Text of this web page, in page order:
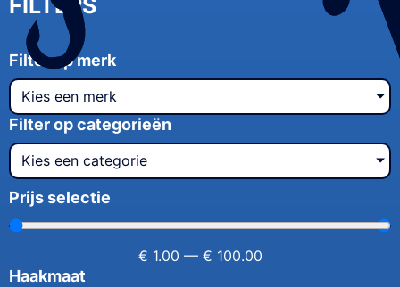
Filter op merk
Kies een merk
Filter op categorieën
Kies een categorie
Prijs selectie
€ 1.00 — € 100.00
Haakmaat